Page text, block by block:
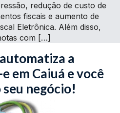
redução de custo de
fiscais e aumento de
Eletrônica. Além disso,
com […]
automatiza a
em Caiuá e você
negócio!